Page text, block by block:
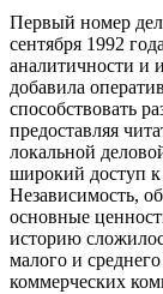
Первый номер
сентября 1992
аналитичности и
добавила
способствовать
предоставляя
локальной
широкий доступ к
Независимость,
основные
историю
малого и
коммерческих